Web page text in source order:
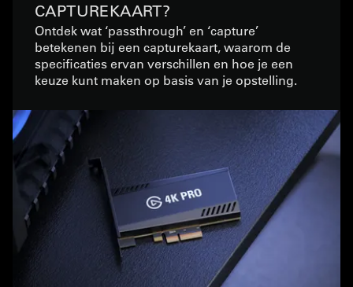
CAPTUREKAART?
Ontdek wat ‘passthrough’ en ‘capture’
betekenen bij een capturekaart, waarom de
specificaties ervan verschillen en hoe je een
keuze kunt maken op basis van je opstelling.